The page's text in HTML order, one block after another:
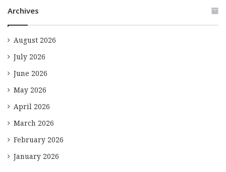
Archives
August 2026
July 2026
June 2026
May 2026
April 2026
March 2026
February 2026
January 2026